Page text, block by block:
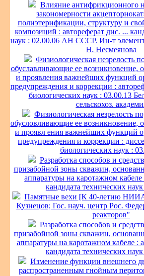
Влияние антифрикционного
закономерности
полиэтерификации, структуру и
композиций : автореферат дис. ...
наук : 02.00.06 АН СССР. Ин-т
Н. Несмеянова
Физиологическая незрелость
обуславливающие ее возникновение,
и проявления важнейших функций
предупреждения и коррекции :
биологических наук : 03.00.13
сельскохоз.
Физиологическая незрелость
обусловливающие ее возникновение,
и проявл ения важнейших функций
предупреждения и коррекции :
биологических наук :
Разработка способов и
призабойной зоны скважин,
аппаратуры на каротажном кабеле
кандидата технических
Памятные вехи [К 40-летию
Кузнецов; Гос. науч. центр Рос.
реакторов"
Разработка способов и
призабойной зоны скважин,
аппаратуры на каротажном кабеле :
кандидата технических
Изменение функции внешнего
распространенным гнойным